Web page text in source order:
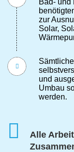
Bad- und
zur
Solar,
und
Umbau
werden.
Alle